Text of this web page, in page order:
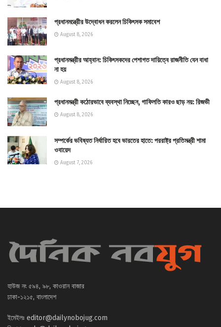
প্রধানমন্ত্রীের উদ্বোধন করলেন চিকিৎসক সমাবেশ
August 8, 2026
প্রধানমন্ত্রীর আহ্বান: চিকিৎসকদের পেশাগত দায়িত্বে রাজনীতি যেন বাধা
না হয়
August 8, 2026
প্রধানমন্ত্রী কঠোরভাবে ব্যবস্থা নিচ্ছেন, গাফিলতি কারও ছাড় নয়: রিজভী
August 8, 2026
সম্পর্কের ভবিষ্যত নির্ধারিত হবে ভারতের হাতে: পররাষ্ট্র প্রতিমন্ত্রী শামা
ওবায়েদ
August 7, 2026
হাউজ নং ৫৯৪, ৯৮, কাওরান বাজার
ঢাকা-১২১৫, বাংলাদেশ
ইমেইলঃ editor@dailynobojug.com